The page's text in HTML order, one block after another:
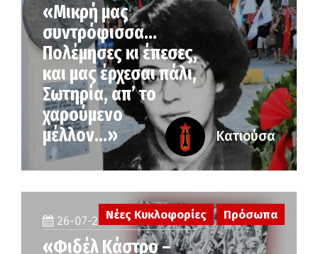
«Μικρή μας
συντρόφισσα…
Πολέμησες κι έπεσες,
και μας έρχεσαι πάλι,
Σωτηρία, απ’ το
χαρούμενο
μέλλον…»
Κατιούσα
26-07-2026
«Φιδέλ Κάστρο –
Νέες Κυκλοφορίες Πρόσωπα